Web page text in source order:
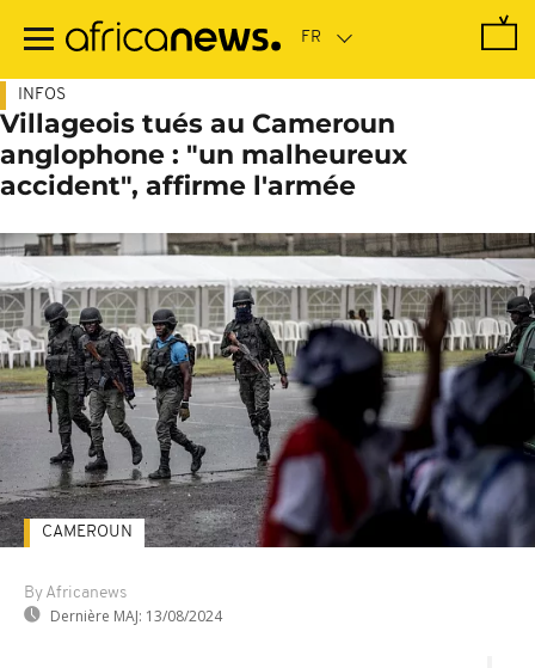
contenu
INFOS
Villageois tués au Cameroun
anglophone : "un malheureux
accident", affirme l'armée
By Africanews
Dernière MAJ: 13/08/2024
CAMEROUN